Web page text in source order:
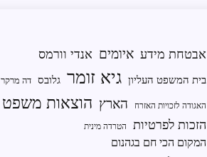
אבטחת מידע איומים אנדי וורמס
בית המשפט העליון גיא זומר גלובס דה מרקר
האגודה לזכויות האזרח הארץ הוצאות משפט
הזכות לפרטיות הטרדה מינית
המקום הכי חם בגהנום